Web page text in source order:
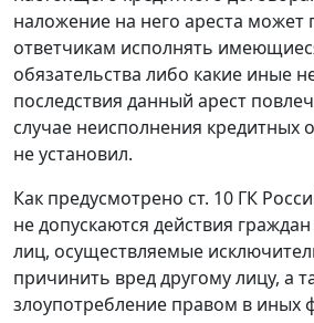
наложение на него ареста
ответчикам исполнять
обязательства либо какие иные
последствия данный арест
случае неисполнения кредитных
не установил.
Как предусмотрено ст. 10 ГК
не допускаются действия
лиц, осуществляемые
причинить вред другому лицу, а
злоупотребление правом в иных